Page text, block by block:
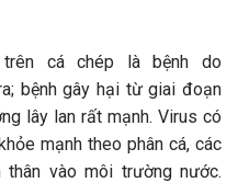
trên cá chép là bệnh do
bệnh gây hại từ giai đoạn
lây lan rất mạnh. Virus có
mạnh theo phân cá, các
vào môi trường nước.